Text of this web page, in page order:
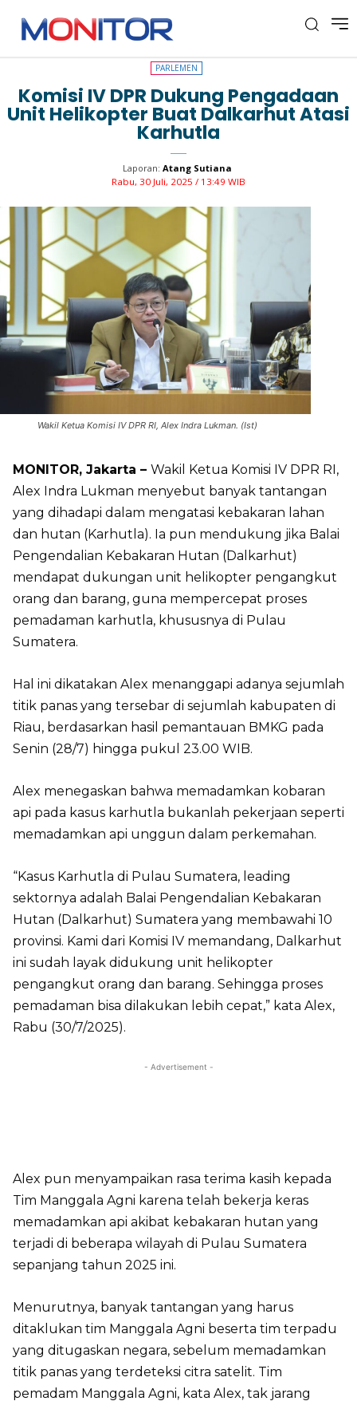
PARLEMEN
PARLEMEN
Komisi IV DPR Dukung Pengadaan
Unit Helikopter Buat Dalkarhut Atasi
Karhutla
Laporan: Atang Sutiana
Rabu, 30 Juli, 2025 / 13:49 WIB
Wakil Ketua Komisi IV DPR RI, Alex Indra Lukman. (Ist)
MONITOR, Jakarta – Wakil Ketua Komisi IV DPR RI,
Alex Indra Lukman menyebut banyak tantangan
yang dihadapi dalam mengatasi kebakaran lahan
dan hutan (Karhutla). Ia pun mendukung jika Balai
Pengendalian Kebakaran Hutan (Dalkarhut)
mendapat dukungan unit helikopter pengangkut
orang dan barang, guna mempercepat proses
pemadaman karhutla, khususnya di Pulau
Sumatera.
Hal ini dikatakan Alex menanggapi adanya sejumlah
titik panas yang tersebar di sejumlah kabupaten di
Riau, berdasarkan hasil pemantauan BMKG pada
Senin (28/7) hingga pukul 23.00 WIB.
Alex menegaskan bahwa memadamkan kobaran
api pada kasus karhutla bukanlah pekerjaan seperti
memadamkan api unggun dalam perkemahan.
“Kasus Karhutla di Pulau Sumatera, leading
sektornya adalah Balai Pengendalian Kebakaran
Hutan (Dalkarhut) Sumatera yang membawahi 10
provinsi. Kami dari Komisi IV memandang, Dalkarhut
ini sudah layak didukung unit helikopter
pengangkut orang dan barang. Sehingga proses
pemadaman bisa dilakukan lebih cepat,” kata Alex,
Rabu (30/7/2025).
- Advertisement -
Alex pun menyampaikan rasa terima kasih kepada
Tim Manggala Agni karena telah bekerja keras
memadamkan api akibat kebakaran hutan yang
terjadi di beberapa wilayah di Pulau Sumatera
sepanjang tahun 2025 ini.
Menurutnya, banyak tantangan yang harus
ditaklukan tim Manggala Agni beserta tim terpadu
yang ditugaskan negara, sebelum memadamkan
titik panas yang terdeteksi citra satelit. Tim
pemadam Manggala Agni, kata Alex, tak jarang